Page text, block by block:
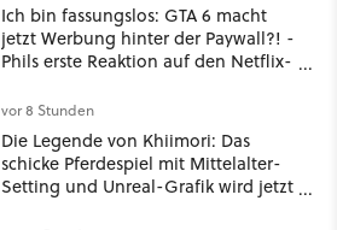
Ich bin fassungslos: GTA 6 macht
jetzt Werbung hinter der Paywall?! -
Phils erste Reaktion auf den Netflix-
vor 8 Stunden
Die Legende von Khiimori: Das
schicke Pferdespiel mit Mittelalter-
Setting und Unreal-Grafik wird jetzt